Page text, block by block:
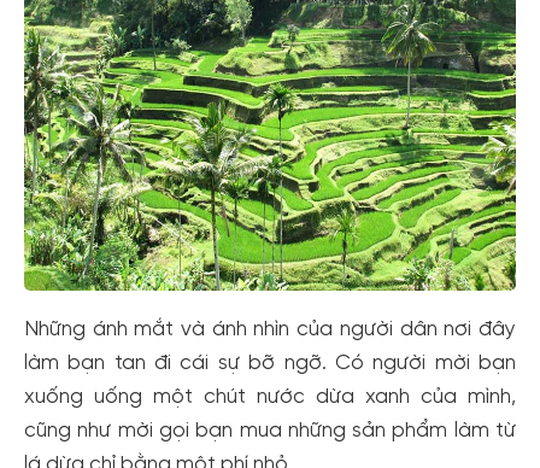
Những ánh mắt và ánh nhìn của người dân nơi đây
làm bạn tan đi cái sự bỡ ngỡ. Có người mời bạn
xuống uống một chút nước dừa xanh của mình,
cũng như mời gọi bạn mua những sản phẩm làm từ